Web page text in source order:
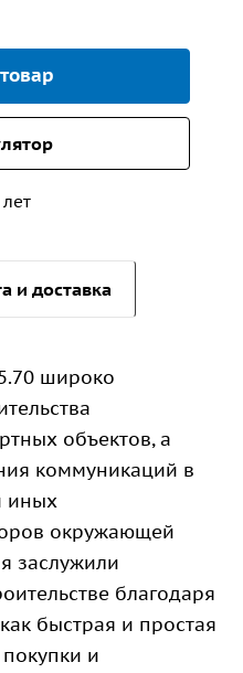
и доставка
широко
объектов, а
коммуникаций в
иных
окружающей
заслужили
благодаря
быстрая и простая
и